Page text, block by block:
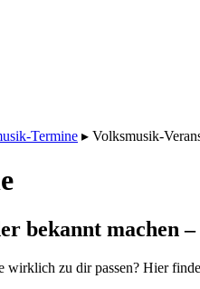
Termine ▸ Volksmusik-
bekannt machen
zu dir passen? Hier